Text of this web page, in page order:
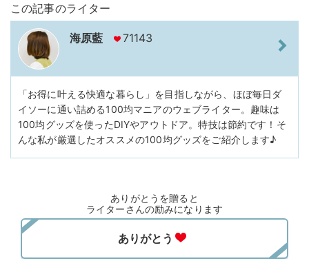
この記事のライター
海原藍 71143
「お得に叶える快適な暮らし」を目指しながら、ほぼ毎日ダ
イソーに通い詰める100均マニアのウェブライター。趣味は
100均グッズを使ったDIYやアウトドア。特技は節約です！そ
んな私が厳選したオススメの100均グッズをご紹介します♪
ありがとうを贈ると
ライターさんの励みになります